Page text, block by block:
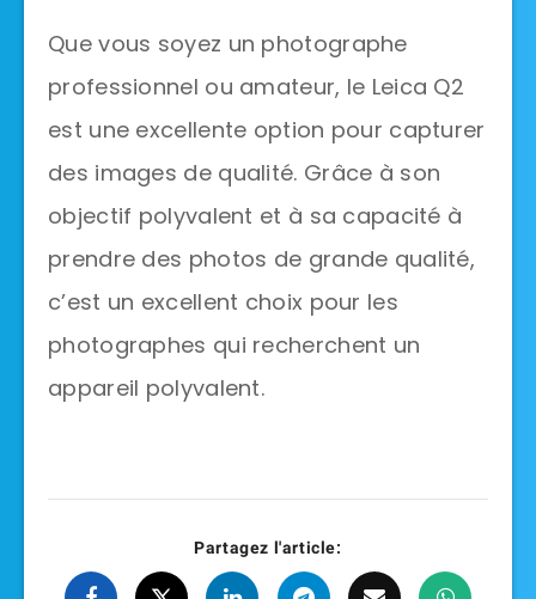
Que vous soyez un photographe
professionnel ou amateur, le Leica Q2
est une excellente option pour capturer
des images de qualité. Grâce à son
objectif polyvalent et à sa capacité à
prendre des photos de grande qualité,
c’est un excellent choix pour les
photographes qui recherchent un
appareil polyvalent.
Partagez l'article: